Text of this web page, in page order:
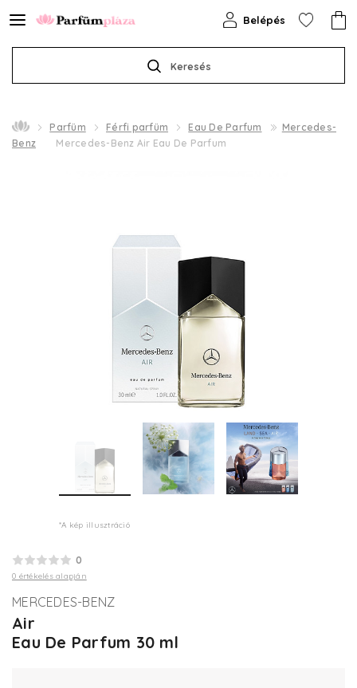
Keresés
Belépés
Parfüm Férfi parfüm Eau De Parfum
Mercedes-
Benz
Mercedes-Benz Air Eau De Parfum
*A kép illusztráció
0
0 értékelés alapján
MERCEDES-BENZ
Air
Eau De Parfum 30 ml